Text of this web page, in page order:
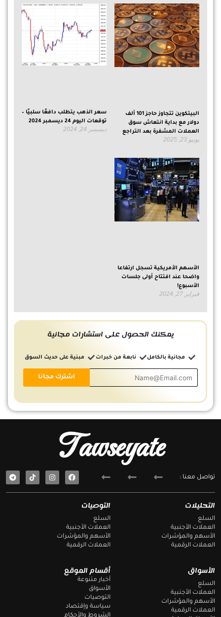
البيتكوين تتجاوز حاجز 101 ألف
دولار مع بداية انتعاش سوق
العملات المشفرة بعد التراجع
يونيو 23, 2025
سعر الذهب يتطلب دافعًا سلبيًا –
توقعات اليوم 24 ديسمبر 2024
ديسمبر 24, 2024
الأسهم الأمريكية تسجل ارتفاعا
واضحا عند افتتاح أولى جلسات
الأسبوع!
فبراير 27, 2024
يمكنك الحصول على استشارات مجانية
مجانية بالكامل نابعة من خبرات مبنية على حديث السوق
أقسام الموقع
أخبار متنوعة
الأسواق
التوصيات
سياسة وإقتصاد
الشروط والأحكام
الأسواق
السلع
العملات الأجنبية
الأسهم والمؤشرات
العملات الرقمية
التوصيات
السلع
العملات الأجنبية
الأسهم والمؤشرات
العملات الرقمية
التحليلات
السلع
العملات الأجنبية
الأسهم والمؤشرات
العملات الرقمية
Tawseyate
تواصل معنا :
F
a
e
T
e
e